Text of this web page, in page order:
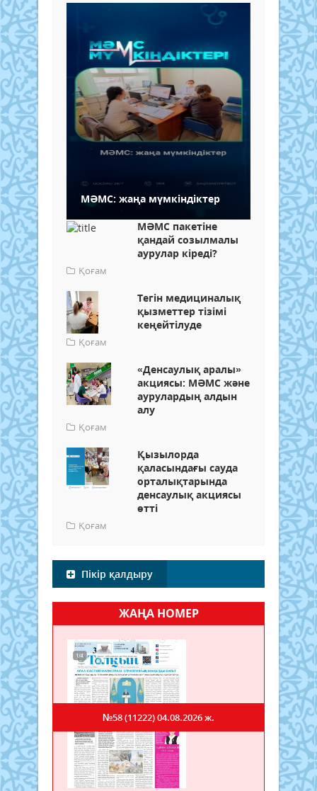
МӘМС: жаңа мүмкіндіктер
МӘМС пакетіне
қандай созылмалы
аурулар кіреді?
Қоғам
Тегін медициналық
қызметтер тізімі
кеңейтілуде
Қоғам
«Денсаулық аралы»
акциясы: МӘМС және
аурулардың алдын
алу
Қоғам
Қызылорда
қаласындағы сауда
орталықтарында
денсаулық акциясы
өтті
Қоғам
Пікір қалдыру
ЖАҢА НОМЕР
№58 (11222)04.08.2026 ж.